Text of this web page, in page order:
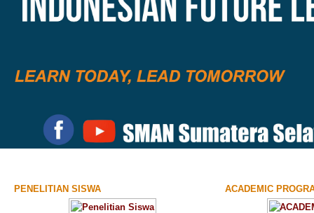
PENELITIAN SISWA ACADEMIC